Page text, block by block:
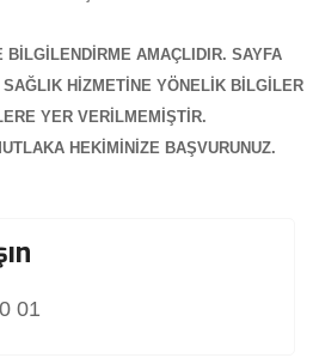
BILGILENDIRME AMAÇLIDIR. SAYFA
SAĞLIK HIZMETINE YÖNELIK BILGILER
YER VERILMEMIŞTIR.
HEKIMINIZE BAŞVURUNUZ.
01